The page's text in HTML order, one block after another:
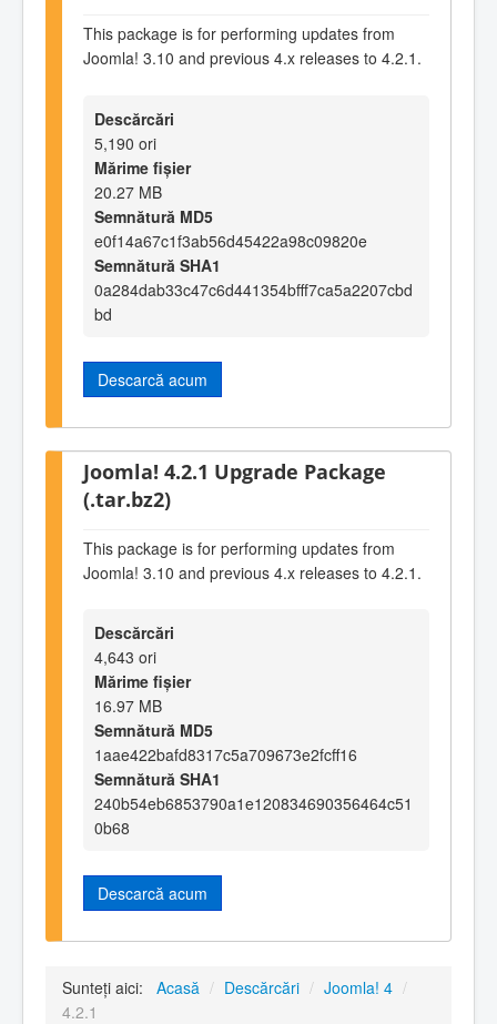
This package is for performing updates from
Joomla! 3.10 and previous 4.x releases to 4.2.1.
Descărcări
5,190 ori
Mărime fișier
20.27 MB
Semnătură MD5
e0f14a67c1f3ab56d45422a98c09820e
Semnătură SHA1
0a284dab33c47c6d441354bfff7ca5a2207cbd
bd
Descarcă acum
Joomla! 4.2.1 Upgrade Package
(.tar.bz2)
This package is for performing updates from
Joomla! 3.10 and previous 4.x releases to 4.2.1.
Descărcări
4,643 ori
Mărime fișier
16.97 MB
Semnătură MD5
1aae422bafd8317c5a709673e2fcff16
Semnătură SHA1
240b54eb6853790a1e120834690356464c51
0b68
Descarcă acum
Sunteți aici: Acasă / Descărcări / Joomla! 4 /
4.2.1